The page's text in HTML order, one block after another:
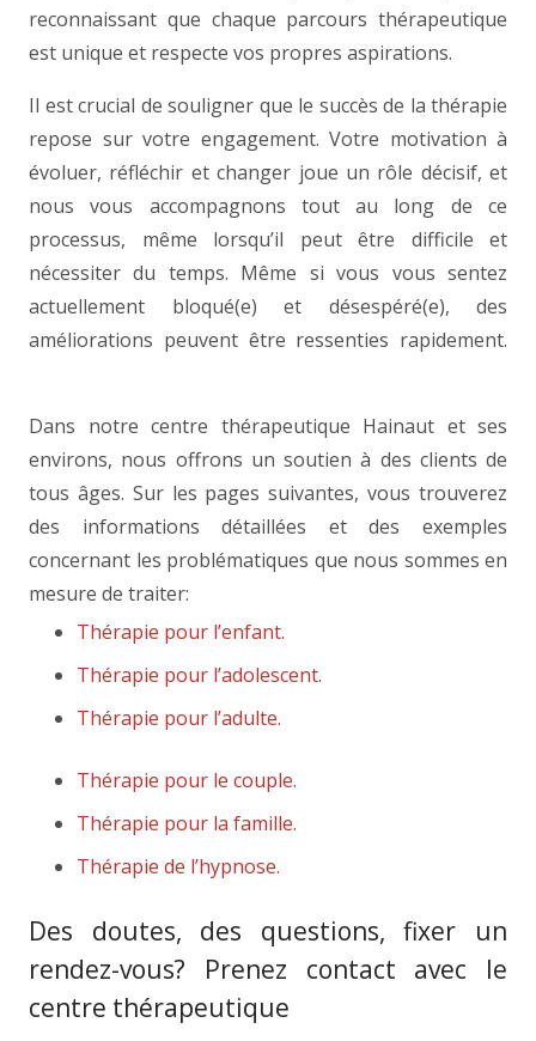
reconnaissant que chaque parcours thérapeutique
est unique et respecte vos propres aspirations.
Il est crucial de souligner que le succès de la thérapie
repose sur votre engagement. Votre motivation à
évoluer, réfléchir et changer joue un rôle décisif, et
nous vous accompagnons tout au long de ce
processus, même lorsqu’il peut être difficile et
nécessiter du temps. Même si vous vous sentez
actuellement bloqué(e) et désespéré(e), des
améliorations peuvent être ressenties rapidement.
Dans notre centre thérapeutique Hainaut et ses
environs, nous offrons un soutien à des clients de
tous âges. Sur les pages suivantes, vous trouverez
des informations détaillées et des exemples
concernant les problématiques que nous sommes en
mesure de traiter:
Thérapie pour l’enfant.
Thérapie pour l’adolescent.
Thérapie pour l’adulte.
Thérapie pour le couple.
Thérapie pour la famille.
Thérapie de l’hypnose.
Des doutes, des questions, fixer un
rendez-vous? Prenez contact avec le
centre thérapeutique